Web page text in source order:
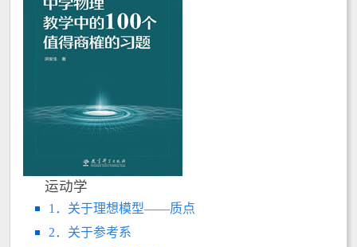
运动学
1．关于理想模型——质点
2．关于参考系